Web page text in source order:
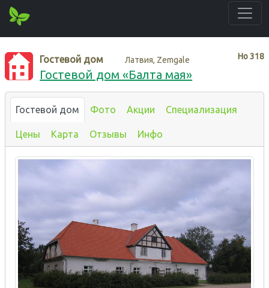
Нo318
Гостевой дом Латвия, Zemgale
Гостевой дом «Балта мая»
Гостевой дом Фото Акции Специализация
Цены Карта Отзывы Инфо